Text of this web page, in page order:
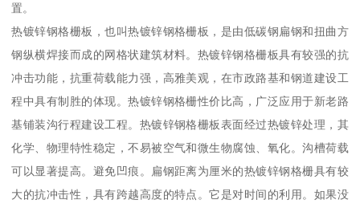
置。
热镀锌钢格栅板，也叫热镀锌钢格栅板，是由低碳钢扁钢和扭曲方
钢纵横焊接而成的网格状建筑材料。热镀锌钢格栅板具有较强的抗
冲击功能，抗重荷载能力强，高雅美观，在市政路基和钢道建设工
程中具有制胜的体现。热镀锌钢格栅性价比高，广泛应用于新老路
基铺装沟行程建设工程。热镀锌钢格栅板表面经过热镀锌处理，其
化学、物理特性稳定，不易被空气和微生物腐蚀、氧化。沟槽荷载
可以显著提高。避免凹痕。扁钢距离为厘米的热镀锌钢格栅具有较
大的抗冲击性，具有跨越高度的特点。它是对时间的利用。如果没